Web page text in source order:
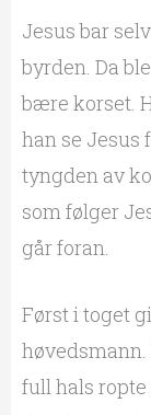
Jesus bar
byrden. Da
bære korset.
han se Jesus
tyngden av
som følger
går foran.
Først i toget
full hals